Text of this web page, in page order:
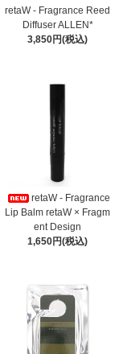
retaW - Fragrance Reed
Diffuser ALLEN*
3,850円(税込)
retaW - Fragrance
Lip Balm retaW × Fragm
ent Design
1,650円(税込)